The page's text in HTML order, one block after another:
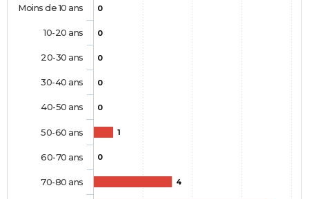
0
0
0
0
0
1
0
4
Moins de 10 ans
10-20 ans
20-30 ans
30-40 ans
40-50 ans
50-60 ans
60-70 ans
70-80 ans